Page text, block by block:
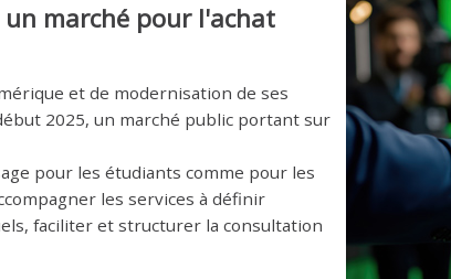
un marché pour l'achat
et de modernisation de ses
2025, un marché public portant sur
pour les étudiants comme pour les
les services à définir
faciliter et structurer la consultation